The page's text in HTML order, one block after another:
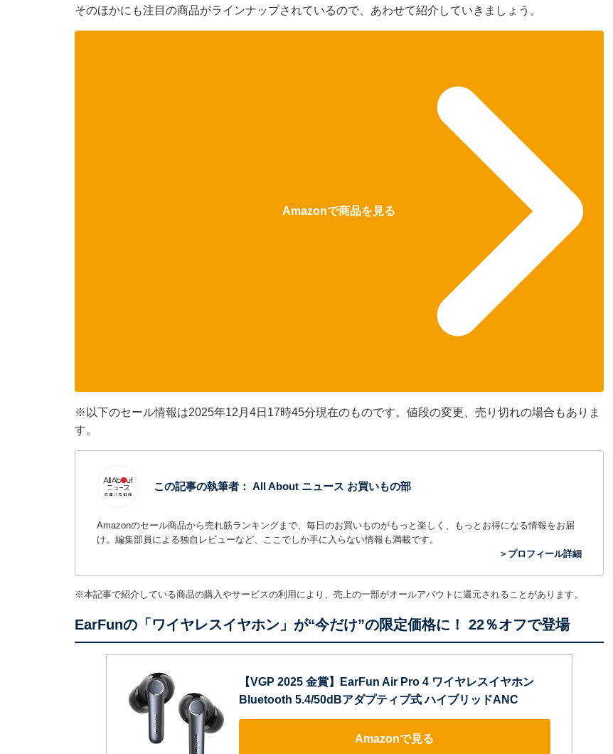
そのほかにも注目の商品がラインナップされているので、あわせて紹介していきましょう。
Amazonで商品を見る
※以下のセール情報は2025年12月4日17時45分現在のものです。値段の変更、売り切れの場合もありま
す。
この記事の執筆者： All About ニュース お買いもの部
Amazonのセール商品から売れ筋ランキングまで、毎日のお買いものがもっと楽しく、もっとお得になる情報をお届
け。編集部員による独自レビューなど、ここでしか手に入らない情報も満載です。
＞プロフィール詳細
※本記事で紹介している商品の購入やサービスの利用により、売上の一部がオールアバウトに還元されることがあります。
EarFunの「ワイヤレスイヤホン」が“今だけ”の限定価格に！ 22％オフで登場
【VGP 2025 金賞】EarFun Air Pro 4 ワイヤレスイヤホン
Bluetooth 5.4/50dBアダプティブ式 ハイブリッドANC
Amazonで見る